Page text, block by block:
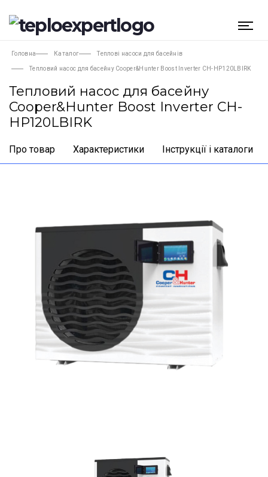
Головна Каталог Теплові насоси для басейнів
Тепловий насос для басейну Cooper&Hunter Boost Inverter CH-HP120LBIRK
Тепловий насос для басейну
Cooper&Hunter Boost Inverter CH-
HP120LBIRK
Про товар Характеристики Інструкції і каталоги